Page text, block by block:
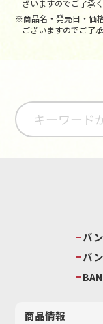
ざいますのでご了承く
※商品名・発売日・価
ございますのでご了
バ
バ
商品情報